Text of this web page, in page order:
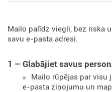
Mailo palīdz viegli, bez riska
savu e-pasta adresi.
1 – Glabājiet savus
Mailo rūpējas par visu
e-pasta ziņojumu un